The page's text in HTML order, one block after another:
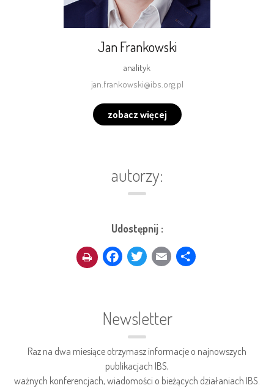
Jan Frankowski
analityk
jan.frankowski@ibs.org.pl
zobacz więcej
autorzy:
Udostępnij :
Facebook
Twitter
Email
Newsletter
Raz na dwa miesiące otrzymasz informacje o najnowszych
publikacjach IBS,
ważnych konferencjach, wiadomości o bieżących działaniach IBS.